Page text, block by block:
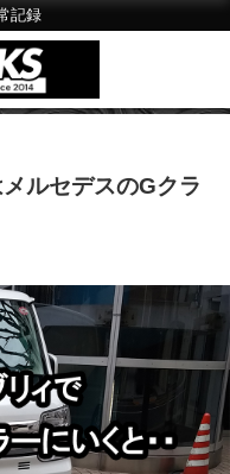
記録
ルセデスのGクラ